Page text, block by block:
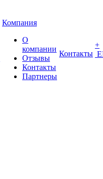
Компания
О
компании
Отзывы
Контакты
Партнеры
Контакты
+